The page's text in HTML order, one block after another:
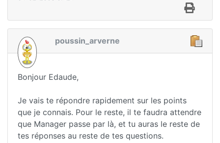
poussin_arverne
Bonjour Edaude,
Je vais te répondre rapidement sur les points
que je connais. Pour le reste, il te faudra attendre
que Manager passe par là, et tu auras le reste de
tes réponses au reste de tes questions.